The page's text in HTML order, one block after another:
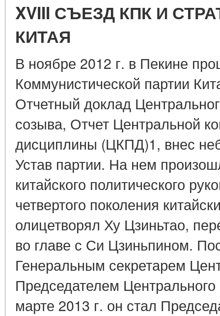
XVIII СЪЕЗД КПК И
КИТАЯ
В ноябре 2012 г. в Пекине
Коммунистической партии
Отчетный доклад
созыва, Отчет Центральной
дисциплины (ЦКПД)1, внес
Устав партии. На нем
китайского политического
четвертого поколения
олицетворял Ху Цзиньтао,
во главе с Си Цзиньпином.
Генеральным секретарем
Председателем
марте 2013 г. он стал